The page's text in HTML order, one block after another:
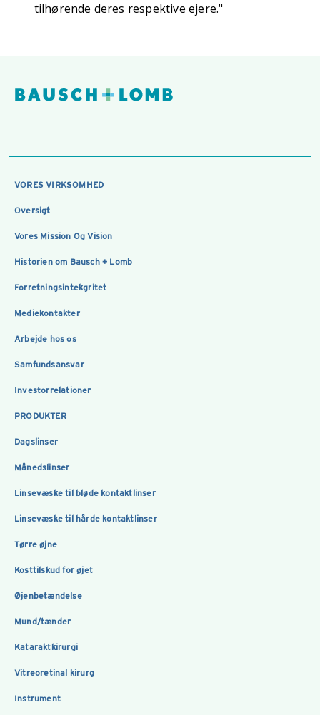
tilhørende deres respektive ejere."
VORES VIRKSOMHED
Oversigt
Vores Mission Og Vision
Historien om Bausch + Lomb
Forretningsintekgritet
Mediekontakter
Arbejde hos os
Samfundsansvar
Investorrelationer
PRODUKTER
Dagslinser
Månedslinser
Linsevæske til bløde kontaktlinser
Linsevæske til hårde kontaktlinser
Tørre øjne
Kosttilskud for øjet
Øjenbetændelse
Mund/tænder
Kataraktkirurgi
Vitreoretinal kirurg
Instrument